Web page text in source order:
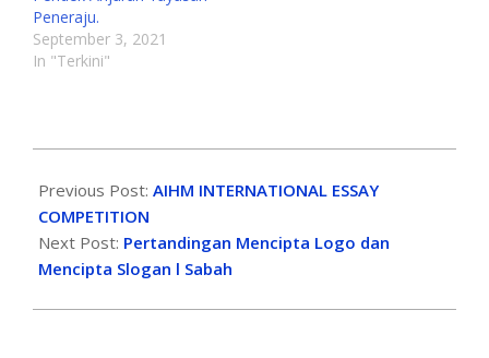
Peneraju.
September 3, 2021
In "Terkini"
Previous Post: AIHM INTERNATIONAL ESSAY
COMPETITION
Next Post: Pertandingan Mencipta Logo dan
Mencipta Slogan l Sabah